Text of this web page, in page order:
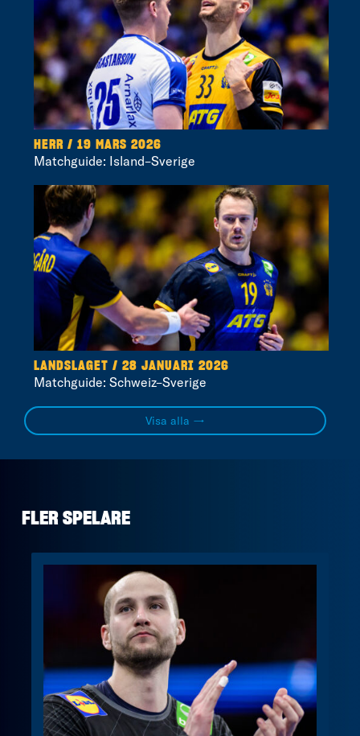
HERR / 19 MARS 2026
Matchguide: Island–Sverige
LANDSLAGET / 28 JANUARI 2026
Matchguide: Schweiz–Sverige
Visa alla →
FLER SPELARE